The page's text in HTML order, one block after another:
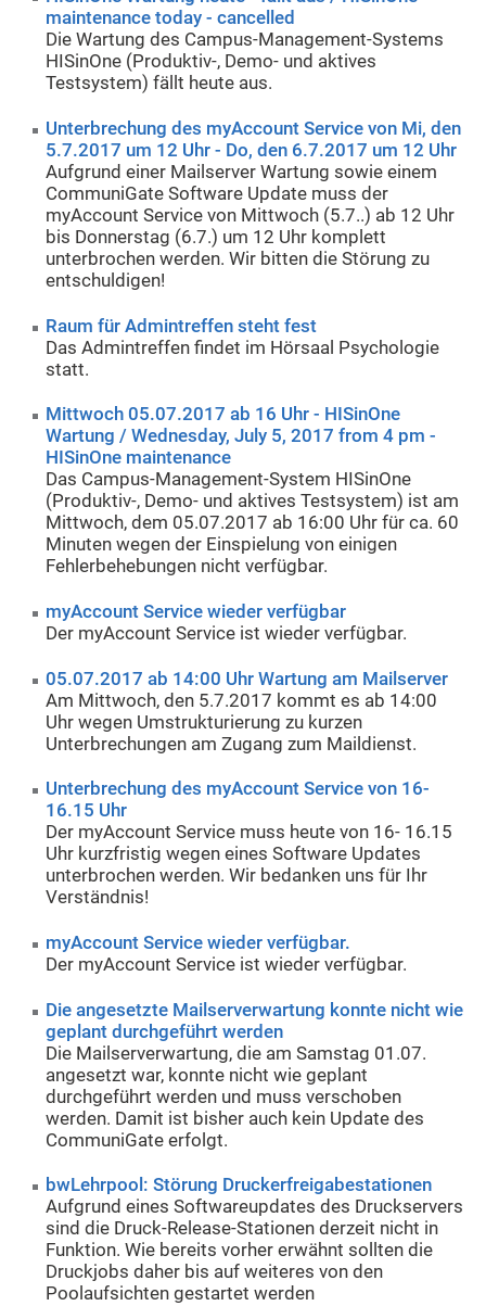
maintenance today - cancelled
Die Wartung des Campus-Management-Systems
HISinOne (Produktiv-, Demo- und aktives
Testsystem) fällt heute aus.
Unterbrechung des myAccount Service von Mi, den
5.7.2017 um 12 Uhr - Do, den 6.7.2017 um 12 Uhr
Aufgrund einer Mailserver Wartung sowie einem
CommuniGate Software Update muss der
myAccount Service von Mittwoch (5.7..) ab 12 Uhr
bis Donnerstag (6.7.) um 12 Uhr komplett
unterbrochen werden. Wir bitten die Störung zu
entschuldigen!
Raum für Admintreffen steht fest
Das Admintreffen findet im Hörsaal Psychologie
statt.
Mittwoch 05.07.2017 ab 16 Uhr - HISinOne
Wartung / Wednesday, July 5, 2017 from 4 pm -
HISinOne maintenance
Das Campus-Management-System HISinOne
(Produktiv-, Demo- und aktives Testsystem) ist am
Mittwoch, dem 05.07.2017 ab 16:00 Uhr für ca. 60
Minuten wegen der Einspielung von einigen
Fehlerbehebungen nicht verfügbar.
myAccount Service wieder verfügbar
Der myAccount Service ist wieder verfügbar.
05.07.2017 ab 14:00 Uhr Wartung am Mailserver
Am Mittwoch, den 5.7.2017 kommt es ab 14:00
Uhr wegen Umstrukturierung zu kurzen
Unterbrechungen am Zugang zum Maildienst.
Unterbrechung des myAccount Service von 16-
16.15 Uhr
Der myAccount Service muss heute von 16- 16.15
Uhr kurzfristig wegen eines Software Updates
unterbrochen werden. Wir bedanken uns für Ihr
Verständnis!
myAccount Service wieder verfügbar.
Der myAccount Service ist wieder verfügbar.
Die angesetzte Mailserverwartung konnte nicht wie
geplant durchgeführt werden
Die Mailserverwartung, die am Samstag 01.07.
angesetzt war, konnte nicht wie geplant
durchgeführt werden und muss verschoben
werden. Damit ist bisher auch kein Update des
CommuniGate erfolgt.
bwLehrpool: Störung Druckerfreigabestationen
Aufgrund eines Softwareupdates des Druckservers
sind die Druck-Release-Stationen derzeit nicht in
Funktion. Wie bereits vorher erwähnt sollten die
Druckjobs daher bis auf weiteres von den
Poolaufsichten gestartet werden